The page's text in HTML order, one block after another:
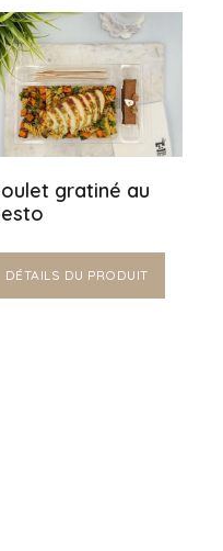
gratiné au
DÉTAILS DU PRODUIT